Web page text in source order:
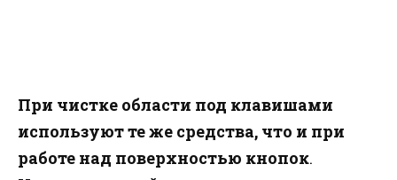
При чистке области под клавишами
используют те же средства, что и при
работе над поверхностью кнопок.